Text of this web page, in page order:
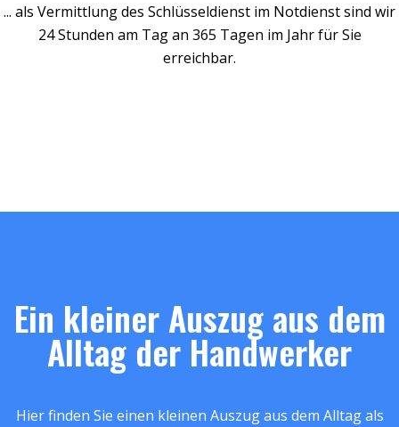
... als Vermittlung des Schlüsseldienst im Notdienst sind wir
24 Stunden am Tag an 365 Tagen im Jahr für Sie
erreichbar.
Ein kleiner Auszug aus dem
Alltag der Handwerker
Hier finden Sie einen kleinen Auszug aus dem Alltag als